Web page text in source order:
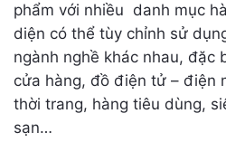
phẩm với nhiều danh mục
diện có thể tùy chỉnh sử
ngành nghề khác nhau, đặc
cửa hàng, đồ điện tử – điện
thời trang, hàng tiêu dùng,
sạn…